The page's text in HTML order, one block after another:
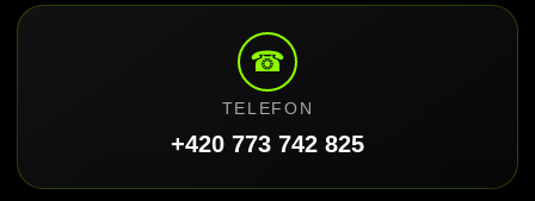
☎
TELEFON
+420 773 742 825